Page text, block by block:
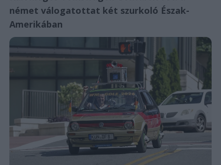
német válogatottat két szurkoló Észak-
Amerikában